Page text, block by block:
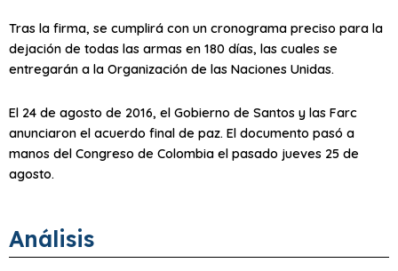
Tras la firma, se cumplirá con un cronograma preciso para la
dejación de todas las armas en 180 días, las cuales se
entregarán a la Organización de las Naciones Unidas.
El 24 de agosto de 2016, el Gobierno de Santos y las Farc
anunciaron el acuerdo final de paz. El documento pasó a
manos del Congreso de Colombia el pasado jueves 25 de
agosto.
Análisis